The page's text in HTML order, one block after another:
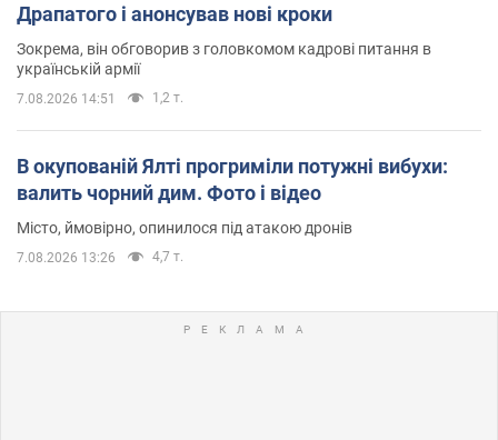
Драпатого і анонсував нові кроки
Зокрема, він обговорив з головкомом кадрові питання в
українській армії
7.08.2026 14:51 1,2 т.
В окупованій Ялті прогриміли потужні вибухи:
валить чорний дим. Фото і відео
Місто, ймовірно, опинилося під атакою дронів
7.08.2026 13:26 4,7 т.